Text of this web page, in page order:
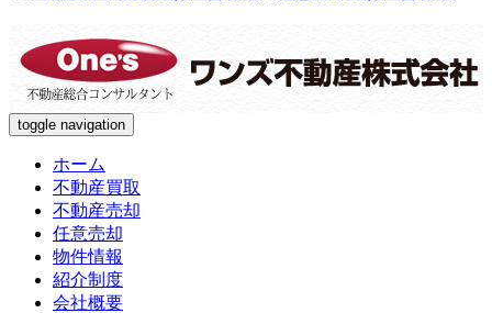
toggle navigation
ホーム
不動産買取
不動産売却
任意売却
物件情報
紹介制度
会社概要